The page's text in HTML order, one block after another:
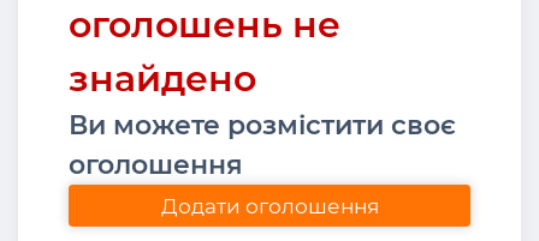
оголошень не
знайдено
Ви можете розмістити своє
оголошення
Додати оголошення